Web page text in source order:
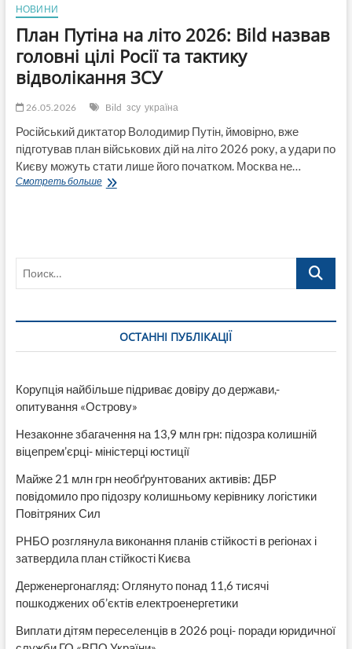
НОВИНИ
План Путіна на літо 2026: Bild назвав
головні цілі Росії та тактику
відволікання ЗСУ
26.05.2026 Bild зсу україна
Російський диктатор Володимир Путін, ймовірно, вже
підготував план військових дій на літо 2026 року, а удари по
Києву можуть стати лише його початком. Москва не…
Смотреть большеПлан
та
тактику
відволікання
Поиск…
ОСТАННІ ПУБЛІКАЦІЇ
Корупція найбільше підриває довіру до держави,-
опитування «Острову»
Незаконне збагачення на 13,9 млн грн: підозра колишній
віцепрем’єрці- міністерці юстиції
Майже 21 млн грн необґрунтованих активів: ДБР
повідомило про підозру колишньому керівнику логістики
Повітряних Сил
РНБО розглянула виконання планів стійкості в регіонах і
затвердила план стійкості Києва
Держенергонагляд: Оглянуто понад 11,6 тисячі
пошкоджених об’єктів електроенергетики
Виплати дітям переселенців в 2026 році- поради юридичної